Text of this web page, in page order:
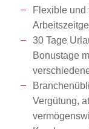
Flexible
30 Tage
Bonustage
Vergütung,